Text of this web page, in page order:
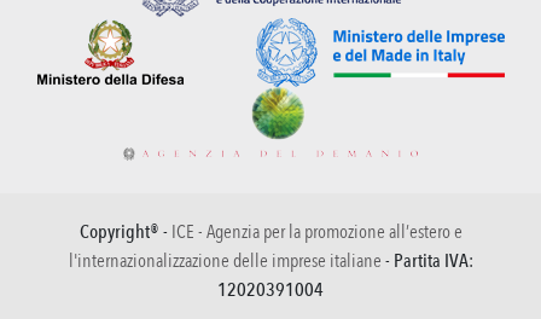
Copyright® - ICE - Agenzia per la promozione all’estero e
l'internazionalizzazione delle imprese italiane - Partita IVA:
12020391004